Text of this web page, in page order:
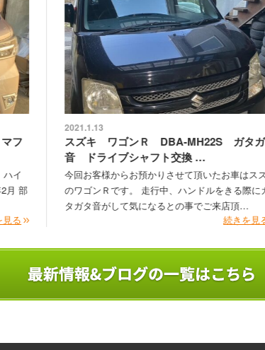
2021.1.13
スズキ ワゴンＲ DBA-MH22S ガタガタ
音 ドライブシャフト交換 …
今回お客様からお預かりさせて頂いたお車はスズキ
のワゴンＲです。 走行中、ハンドルをきる際にガ
タガタ音がして気になるとの事でご来店頂…
続きを見る